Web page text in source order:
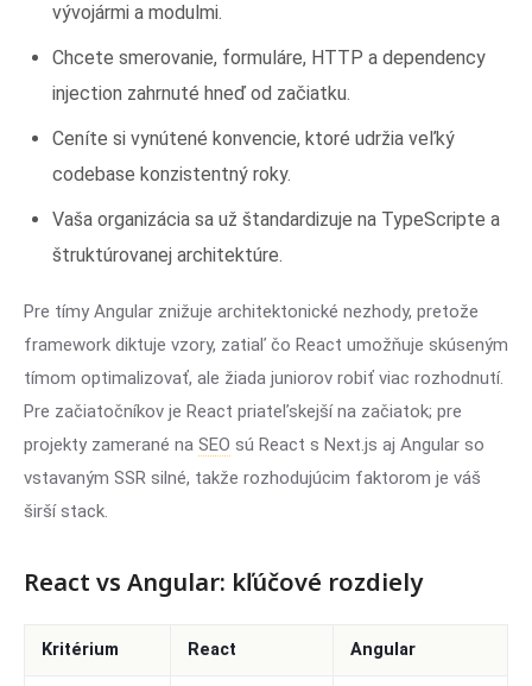
vývojármi a modulmi.
Chcete smerovanie, formuláre, HTTP a dependency
injection zahrnuté hneď od začiatku.
Ceníte si vynútené konvencie, ktoré udržia veľký
codebase konzistentný roky.
Vaša organizácia sa už štandardizuje na TypeScripte a
štruktúrovanej architektúre.
Pre tímy Angular znižuje architektonické nezhody, pretože
framework diktuje vzory, zatiaľ čo React umožňuje skúseným
tímom optimalizovať, ale žiada juniorov robiť viac rozhodnutí.
Pre začiatočníkov je React priateľskejší na začiatok; pre
projekty zamerané na SEO sú React s Next.js aj Angular so
vstavaným SSR silné, takže rozhodujúcim faktorom je váš
širší stack.
React vs Angular: kľúčové rozdiely
Kritérium React Angular